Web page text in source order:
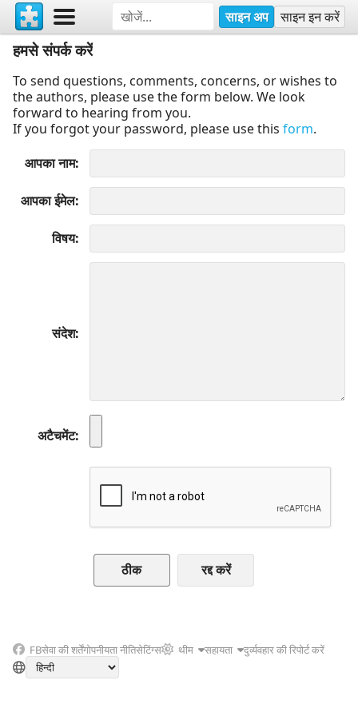
साइन अप साइन इन करें
हमसे संपर्क करें
To send questions, comments, concerns, or wishes to
the authors, please use the form below. We look
forward to hearing from you.
If you forgot your password, please use this form.
आपका नाम
आपका ईमेल
विषय
संदेश
अटैचमेंट
रद्द करें
FBसेवा की शर्तेंगोपनीयता नीतिसेटिंग्स थीम सहायता दुर्व्यवहार की रिपोर्ट करें